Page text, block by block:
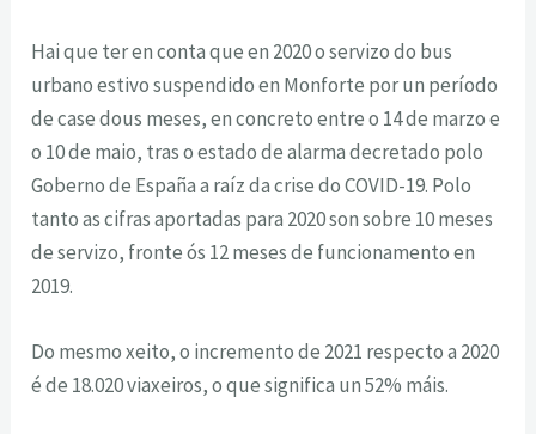
Hai que ter en conta que en 2020 o servizo do bus
urbano estivo suspendido en Monforte por un período
de case dous meses, en concreto entre o 14 de marzo e
o 10 de maio, tras o estado de alarma decretado polo
Goberno de España a raíz da crise do COVID-19. Polo
tanto as cifras aportadas para 2020 son sobre 10 meses
de servizo, fronte ós 12 meses de funcionamento en
2019.
Do mesmo xeito, o incremento de 2021 respecto a 2020
é de 18.020 viaxeiros, o que significa un 52% máis.